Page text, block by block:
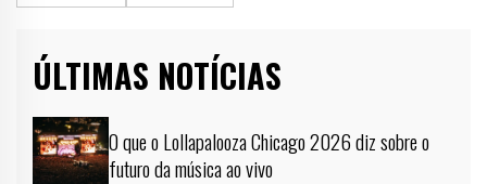
ÚLTIMAS NOTÍCIAS
O que o Lollapalooza Chicago 2026 diz sobre o
futuro da música ao vivo